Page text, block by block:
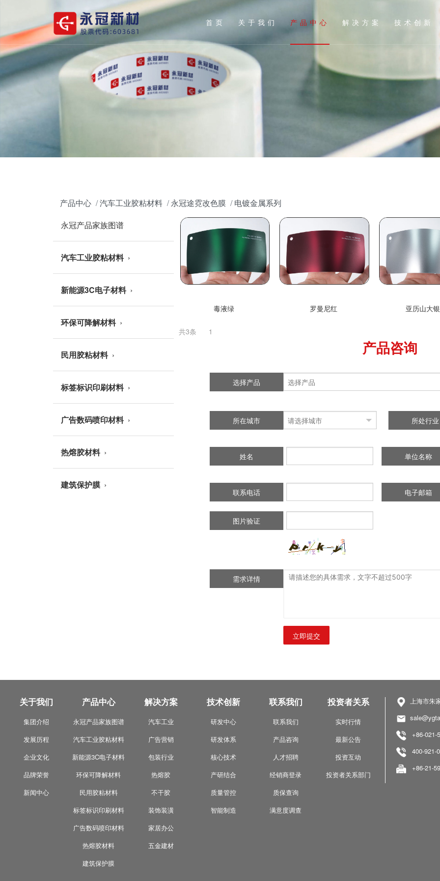
首页 关于我们 产品中心 解决方案 技术创新
产品中心 汽车工业胶粘材料 永冠途霓改色膜
电镀金属系列
永冠产品家族图谱
汽车工业胶粘材料
新能源3C电子材料
环保可降解材料
民用胶粘材料
标签标识印刷材料
广告数码喷印材料
热熔胶材料
建筑保护膜
毒液绿 罗曼尼红 亚历山大银
共3条 1
产品咨询
选择产品
所在城市 所处行业
姓名 单位名称
联系电话 电子邮箱
图片验证
需求详情
立即提交
关于我们
集团介绍
发展历程
企业文化
品牌荣誉
新闻中心
产品中心
永冠产品家族图谱
汽车工业胶粘材料
新能源3C电子材料
环保可降解材料
民用胶粘材料
标签标识印刷材料
广告数码喷印材料
热熔胶材料
建筑保护膜
解决方案
汽车工业
广告营销
包装行业
热熔胶
不干胶
装饰装潢
家居办公
五金建材
技术创新
研发中心
研发体系
核心技术
产研结合
质量管控
智能制造
联系我们
联系我们
产品咨询
人才招聘
经销商登录
质保查询
满意度调查
投资者关系
实时行情
最新公告
投资互动
投资者关系部门
上海市朱
+86-021-
400-921-
+86-21-